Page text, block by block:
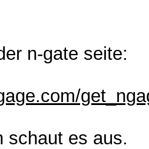
n-gate seite:
schaut es aus.